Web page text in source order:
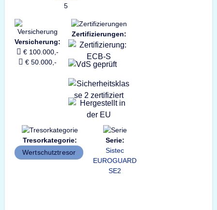
5
Versicherung:
€ 100.000,-
€ 50.000,-
Zertifizierungen:
Tresorkategorie:
Wertschutztresor
Serie:
Sistec
EUROGUARD
SE2